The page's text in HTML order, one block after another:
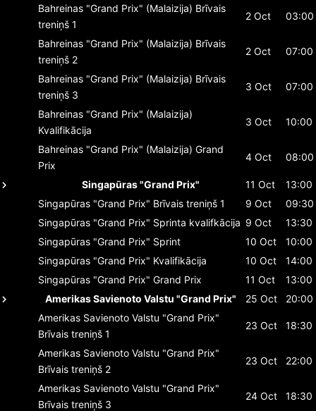
Bahreinas "Grand Prix" (Malaizija) Brīvais
treniņš 1
2 Oct 03:00
Bahreinas "Grand Prix" (Malaizija) Brīvais
treniņš 2
2 Oct 07:00
Bahreinas "Grand Prix" (Malaizija) Brīvais
treniņš 3
3 Oct 07:00
Bahreinas "Grand Prix" (Malaizija)
Kvalifikācija
3 Oct 10:00
Bahreinas "Grand Prix" (Malaizija) Grand
Prix
4 Oct 08:00
Singapūras "Grand Prix" 11 Oct
13:00
Singapūras "Grand Prix" Brīvais treniņš 1 9 Oct
09:30
Singapūras "Grand Prix" Sprinta kvalifkācija 9 Oct
13:30
Singapūras "Grand Prix" Sprint 10 Oct
10:00
Singapūras "Grand Prix" Kvalifikācija 10 Oct
14:00
Singapūras "Grand Prix" Grand Prix 11 Oct
13:00
Amerikas Savienoto Valstu "Grand Prix"
25 Oct
20:00
Amerikas Savienoto Valstu "Grand Prix"
Brīvais treniņš 1
23 Oct 18:30
Amerikas Savienoto Valstu "Grand Prix"
Brīvais treniņš 2
23 Oct 22:00
Amerikas Savienoto Valstu "Grand Prix"
Brīvais treniņš 3
24 Oct 18:30